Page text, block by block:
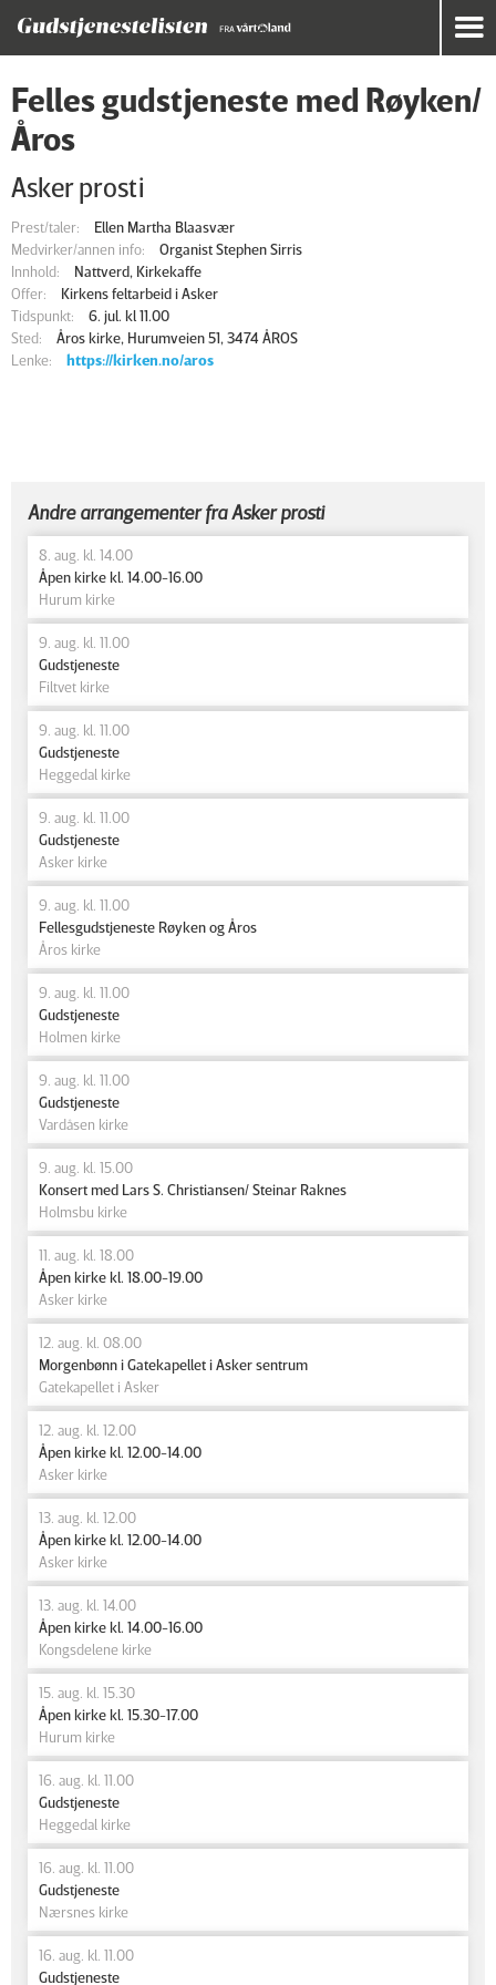
Felles gudstjeneste med Røyken/
Åros
Asker prosti
Prest/taler:
Ellen Martha Blaasvær
Medvirker/annen info:
Organist Stephen Sirris
Innhold:
Nattverd, Kirkekaffe
Offer:
Kirkens feltarbeid i Asker
Tidspunkt:
6. jul. kl 11.00
Sted:
Åros kirke, Hurumveien 51, 3474 ÅROS
Lenke:
https://kirken.no/aros
Andre arrangementer fra Asker prosti
8. aug. kl. 14.00
Åpen kirke kl. 14.00-16.00
Hurum kirke
9. aug. kl. 11.00
Gudstjeneste
Filtvet kirke
9. aug. kl. 11.00
Gudstjeneste
Heggedal kirke
9. aug. kl. 11.00
Gudstjeneste
Asker kirke
9. aug. kl. 11.00
Fellesgudstjeneste Røyken og Åros
Åros kirke
9. aug. kl. 11.00
Gudstjeneste
Holmen kirke
9. aug. kl. 11.00
Gudstjeneste
Vardåsen kirke
9. aug. kl. 15.00
Konsert med Lars S. Christiansen/ Steinar Raknes
Holmsbu kirke
11. aug. kl. 18.00
Åpen kirke kl. 18.00-19.00
Asker kirke
12. aug. kl. 08.00
Morgenbønn i Gatekapellet i Asker sentrum
Gatekapellet i Asker
12. aug. kl. 12.00
Åpen kirke kl. 12.00-14.00
Asker kirke
13. aug. kl. 12.00
Åpen kirke kl. 12.00-14.00
Asker kirke
13. aug. kl. 14.00
Åpen kirke kl. 14.00-16.00
Kongsdelene kirke
15. aug. kl. 15.30
Åpen kirke kl. 15.30-17.00
Hurum kirke
16. aug. kl. 11.00
Gudstjeneste
Heggedal kirke
16. aug. kl. 11.00
Gudstjeneste
Nærsnes kirke
16. aug. kl. 11.00
Gudstjeneste